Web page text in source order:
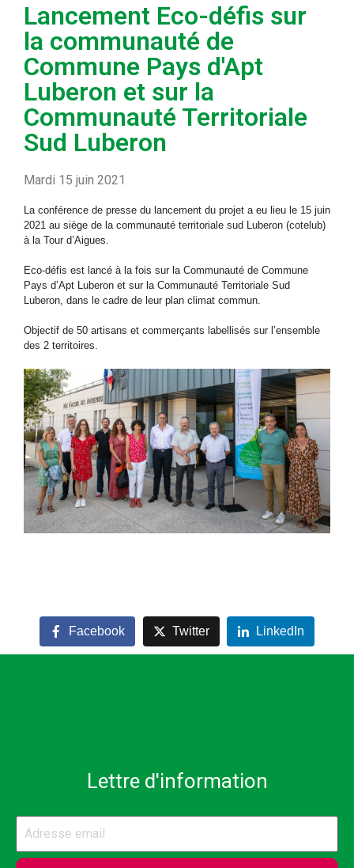
Lancement Eco-défis sur
la communauté de
Commune Pays d'Apt
Luberon et sur la
Communauté Territoriale
Sud Luberon
Mardi 15 juin 2021
La conférence de presse du lancement du projet a eu lieu le 15 juin
2021 au siège de la communauté territoriale sud Luberon (cotelub)
à la Tour d’Aigues.
Eco-défis est lancé à la fois sur la Communauté de Commune
Pays d’Apt Luberon et sur la Communauté Territoriale Sud
Luberon, dans le cadre de leur plan climat commun.
Objectif de 50 artisans et commerçants labellisés sur l’ensemble
des 2 territoires.
Facebook Twitter LinkedIn
Lettre d'information